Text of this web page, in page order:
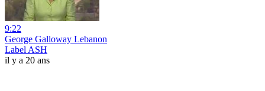
9:22
George Galloway Lebanon
Label ASH
il y a 20 ans